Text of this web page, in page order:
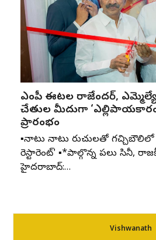
ఎంపీ ఈటల రాజేందర్,
చేతుల మీదుగా ‘ఎల్లిపాయకారం
ప్రారంభం
▪️నాటు నాటు రుచులతో
రెస్టారెంట్' ▪️*పాల్గొన్న పలు సినీ,
హైదరాబాద్:…
Vishwanath